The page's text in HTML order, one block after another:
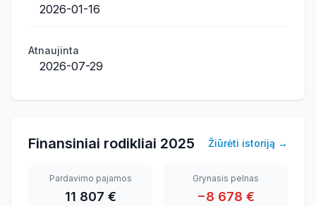
2026-01-16
Atnaujinta
2026-07-29
Finansiniai rodikliai 2025 Žiūrėti istoriją →
Pardavimo pajamos
11 807 €
Grynasis pelnas
−8 678 €